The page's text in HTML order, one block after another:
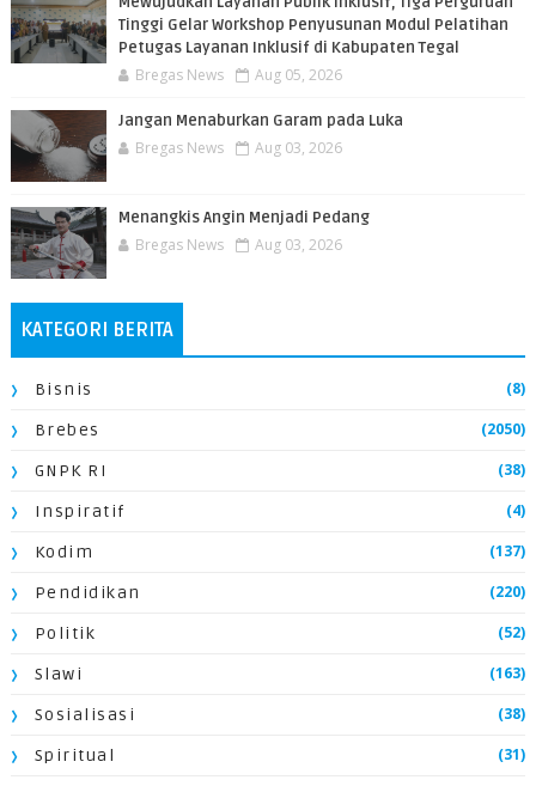
Tinggi Gelar Workshop Penyusunan Modul Pelatihan
Petugas Layanan Inklusif di Kabupaten Tegal
Bregas News Aug 05, 2026
Jangan Menaburkan Garam pada Luka
Bregas News Aug 03, 2026
Menangkis Angin Menjadi Pedang
Bregas News Aug 03, 2026
KATEGORI BERITA
Bisnis (8)
Brebes (2050)
GNPK RI (38)
Inspiratif (4)
Kodim (137)
Pendidikan (220)
Politik (52)
Slawi (163)
Sosialisasi (38)
Spiritual (31)